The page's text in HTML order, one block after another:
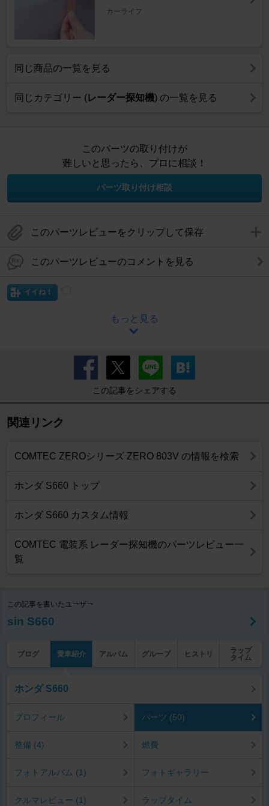
カーライフ
同じ商品の一覧を見る
同じカテゴリー (レーダー探知機) の一覧を見る
このパーツの取り付けが
難しいと思ったら、プロに相談！
パーツ取り付け相談
このパーツレビューをクリップして保存
このパーツレビューのコメントを見る
イイね！
もっと見る
この記事をシェアする
関連リンク
COMTEC ZEROシリーズ ZERO 803V の情報を検索
ホンダ S660 トップ
ホンダ S660 カスタム情報
COMTEC 電装系 レーダー探知機のパーツレビュー一
覧
この記事を書いたユーザー
sin S660
ブログ 愛車紹介 アルバム グループ ヒストリ
ラップ
タイム
ホンダ S660
プロフィール パーツ (50)
整備 (4) 燃費
フォトアルバム (1) フォトギャラリー
クルマレビュー (1) ラップタイム